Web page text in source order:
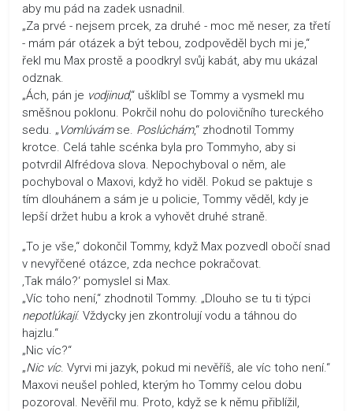
aby mu pád na zadek usnadnil.
„Za prvé - nejsem prcek, za druhé - moc mě neser, za třetí
- mám pár otázek a být tebou, zodpověděl bych mi je,“
řekl mu Max prostě a poodkryl svůj kabát, aby mu ukázal
odznak.
„Ách, pán je vodjinud,“ ušklíbl se Tommy a vysmekl mu
směšnou poklonu. Pokrčil nohu do polovičního tureckého
sedu. „ Vomlúvámse. Poslúchám,“ zhodnotil Tommy
krotce. Celá tahle scénka byla pro Tommyho, aby si
potvrdil Alfrédova slova. Nepochyboval o něm, ale
pochyboval o Maxovi, když ho viděl. Pokud se paktuje s
tím dlouhánem a sám je u policie, Tommy věděl, kdy je
lepší držet hubu a krok a vyhovět druhé straně.
„To je vše,“ dokončil Tommy, když Max pozvedl obočí snad
v nevyřčené otázce, zda nechce pokračovat.
‚Tak málo?‘ pomyslel si Max.
„Víc toho není,“ zhodnotil Tommy. „Dlouho se tu ti týpci
nepotlúkají. Vždycky jen zkontrolují vodu a táhnou do
hajzlu.“
„Nic víc?“
„Nic víc. Vyrvi mi jazyk, pokud mi nevěříš, ale víc toho není.“
Maxovi neušel pohled, kterým ho Tommy celou dobu
pozoroval. Nevěřil mu. Proto, když se k němu přiblížil,